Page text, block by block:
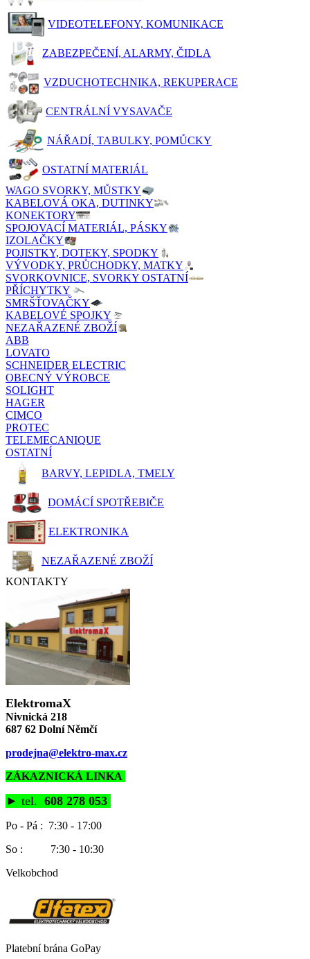
VIDEOTELEFONY, KOMUNIKACE
ZABEZPEČENÍ, ALARMY, ČIDLA
VZDUCHOTECHNIKA, REKUPERACE
CENTRÁLNÍ VYSAVAČE
NÁŘADÍ, TABULKY, POMŮCKY
OSTATNÍ MATERIÁL
WAGO SVORKY, MŮSTKY
KABELOVÁ OKA, DUTINKY
KONEKTORY
SPOJOVACÍ MATERIÁL, PÁSKY
IZOLAČKY
POJISTKY, DOTEKY, SPODKY
VÝVODKY, PRŮCHODKY, MATKY
SVORKOVNICE, SVORKY OSTATNÍ
PŘÍCHYTKY
SMRŠŤOVAČKY
KABELOVÉ SPOJKY
NEZAŘAZENÉ ZBOŽÍ
ABB
LOVATO
SCHNEIDER ELECTRIC
OBECNÝ VÝROBCE
SOLIGHT
HAGER
CIMCO
PROTEC
TELEMECANIQUE
OSTATNÍ
BARVY, LEPIDLA, TMELY
DOMÁCÍ SPOTŘEBIČE
ELEKTRONIKA
NEZAŘAZENÉ ZBOŽÍ
KONTAKTY
ElektromaX
Nivnická 218
687 62 Dolní Němčí
prodejna@elektro-max.cz
ZÁKAZNICKÁ LINKA
► tel. 608 278 053
Po - Pá : 7:30 - 17:00
So : 7:30 - 10:30
Velkobchod
Platební brána GoPay